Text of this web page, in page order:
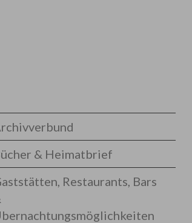
& Heimatbrief
Restaurants, Bars